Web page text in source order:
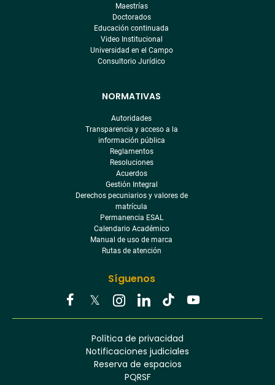
Síguenos
TwitterInstagramLinkedinTiktokYoutube
Maestrías
Doctorados
Educación continuada
Video Institucional
Universidad en el Campo
Consultorio Jurídico
NORMATIVAS
Autoridades
Transparencia y acceso a la
información pública
Reglamentos
Resoluciones
Acuerdos
Gestión Integral
Derechos pecuniarios y valores de
matrícula
Permanencia ESAL
Calendario Académico
Manual de uso de marca
Rutas de atención
Política de privacidad
Notificaciones judiciales
Reserva de espacios
PQRSF